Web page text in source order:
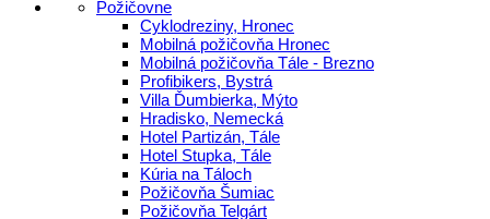
Požičovne
Cyklodreziny, Hronec
Mobilná požičovňa Hronec
Mobilná požičovňa Tále - Brezno
Profibikers, Bystrá
Villa Ďumbierka, Mýto
Hradisko, Nemecká
Hotel Partizán, Tále
Hotel Stupka, Tále
Kúria na Táloch
Požičovňa Šumiac
Požičovňa Telgárt